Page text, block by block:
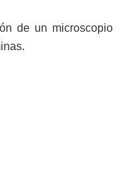
de un microscopio